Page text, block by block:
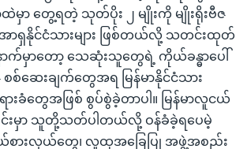
မှာ တွေ့ရတဲ့ သုတ်ပိုး ၂ မျိုးကို မျိုးရိုးဗီဇ
ာရှနိုင်ငံသားများ ဖြစ်တယ်လို့ သတင်းထုတ်
ောက်မှာတော့ သေဆုံးသူတွေရဲ့ ကိုယ်ခန္ဓာပေါ်
ဇ စစ်ဆေးချက်တွေအရ မြန်မာနိုင်ငံသား
ခံတွေအဖြစ် စွပ်စွဲခဲ့တာပါ။ မြန်မာလူငယ်
းမှာ သူတို့သတ်ပါတယ်လို့ ဝန်ခံခဲ့ရပေမဲ့
ယ်စားလှယ်တွေ၊ လူထုအခြေပြု အဖွဲ့အစည်း